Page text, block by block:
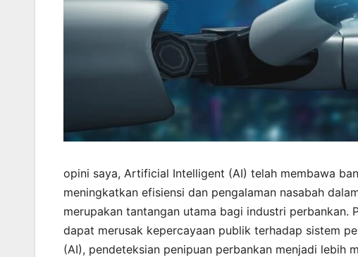
opini saya, Artificial Intelligent (AI) telah membawa
meningkatkan efisiensi dan pengalaman nasabah
merupakan tantangan utama bagi industri perbankan.
dapat merusak kepercayaan publik terhadap sistem
(AI), pendeteksian penipuan perbankan menjadi lebih